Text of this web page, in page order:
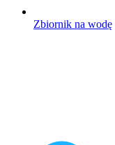
Zbiornik na wodę